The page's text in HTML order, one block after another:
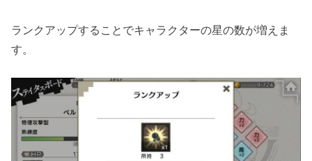
ランクアップすることでキャラクターの星の数が増えま
す。